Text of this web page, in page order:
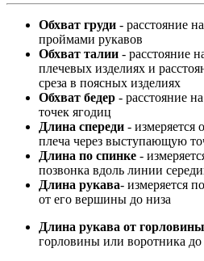
Обхват груди - расстояние
проймами рукавов
Обхват талии - расстояние
плечевых изделиях и
среза в поясных изделиях
Обхват бедер - расстояние
точек ягодиц
Длина спереди - измеряется
плеча через выступающую
Длина по спинке -
позвонка вдоль линии
Длина рукава- измеряется
от его вершины до низа
Длина рукава от горловины
горловины или воротника до